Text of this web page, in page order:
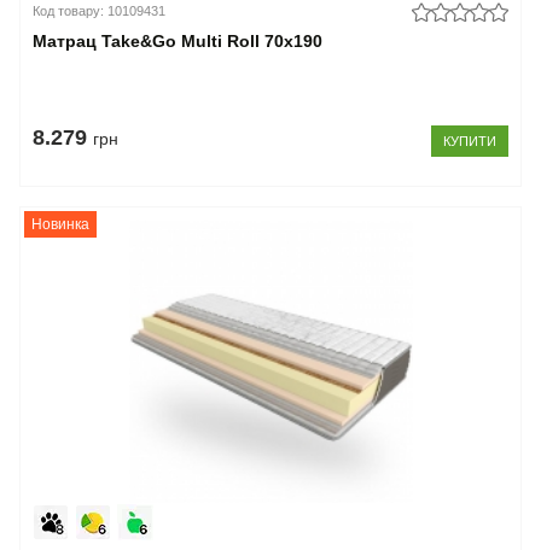
Код товару: 10109431
Матрац Take&Go Multi Roll 70x190
8.279 грн КУПИТИ
Новинка